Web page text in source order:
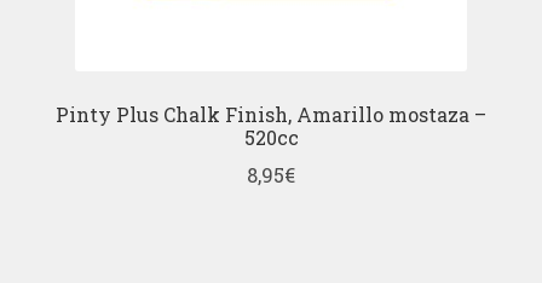
Pinty Plus Chalk Finish, Amarillo mostaza –
520cc
8,95€